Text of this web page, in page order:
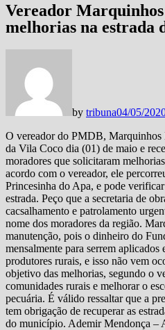
Vereador
melhorias na estrada
by tribuna04/05/
O vereador do PMDB, Marquinhos
da Vila Coco dia (01) de maio e
moradores que solicitaram
acordo com o vereador, ele
Princesinha do Apa, e pode
estrada. Peço que a secretaria de
cacsalhamento e patrolamento
nome dos moradores da região.
manutenção, pois o dinheiro do
mensalmente para serrem
produtores rurais, e isso não vem
objetivo das melhorias, segundo o
comunidades rurais e melhorar o
pecuária. É válido ressaltar que a
tem obrigação de recuperar as
do município. Ademir Mendonça –